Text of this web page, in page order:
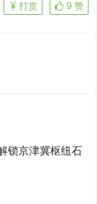
9 赞
打赏
锁京津冀枢纽石